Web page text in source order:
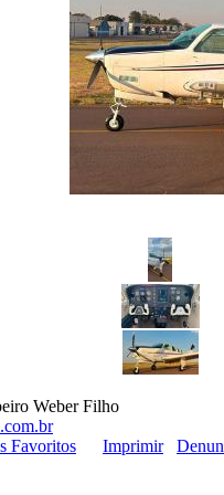
Weber Filho
Favoritos Imprimir